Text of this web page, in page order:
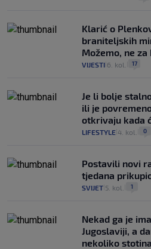
Klarić o
braniteljskih
Možemo, ne za
VIJESTI 6. kol. 17
Je li bolje
ili je
otkrivaju kada
LIFESTYLE 4. kol. 0
Postavili novi
tjedana
SVIJET 5. kol. 1
Nekad ga je
Jugoslaviji, a
nekoliko